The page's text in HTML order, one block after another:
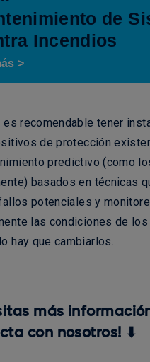
de
Incendios
>
es recomendable tener
de protección
predictivo (como
basados en técnicas
potenciales y
las condiciones de
hay que cambiarlos.
más
con nosotros! ⬇